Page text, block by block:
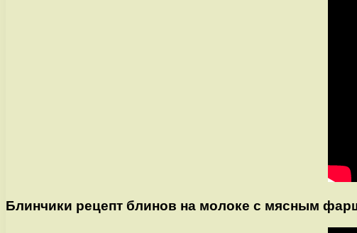
Блинчики рецепт блинов на молоке с мясным